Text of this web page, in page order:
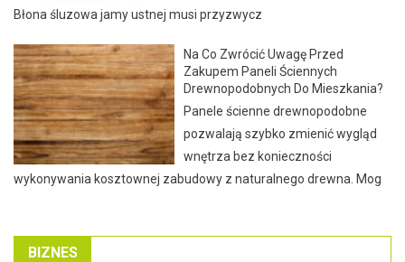
Błona śluzowa jamy ustnej musi przyzwycz
Na Co Zwrócić Uwagę Przed
Zakupem Paneli Ściennych
Drewnopodobnych Do Mieszkania?
Panele ścienne drewnopodobne
pozwalają szybko zmienić wygląd
wnętrza bez konieczności
wykonywania kosztownej zabudowy z naturalnego drewna. Mog
BIZNES